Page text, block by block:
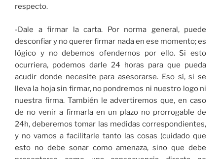
respecto.
-Dale a firmar la carta. Por norma general, puede
desconfiar y no querer firmar nada en ese momento; es
lógico y no debemos ofendernos por ello. Si esto
ocurriera, podemos darle 24 horas para que pueda
acudir donde necesite para asesorarse. Eso sí, si se
lleva la hoja sin firmar, no pondremos ni nuestro logo ni
nuestra firma. También le advertiremos que, en caso
de no venir a firmarla en un plazo no prorrogable de
24h, deberemos tomar las medidas correspondientes,
y no vamos a facilitarle tanto las cosas (cuidado que
esto no debe sonar como amenaza, sino que debe